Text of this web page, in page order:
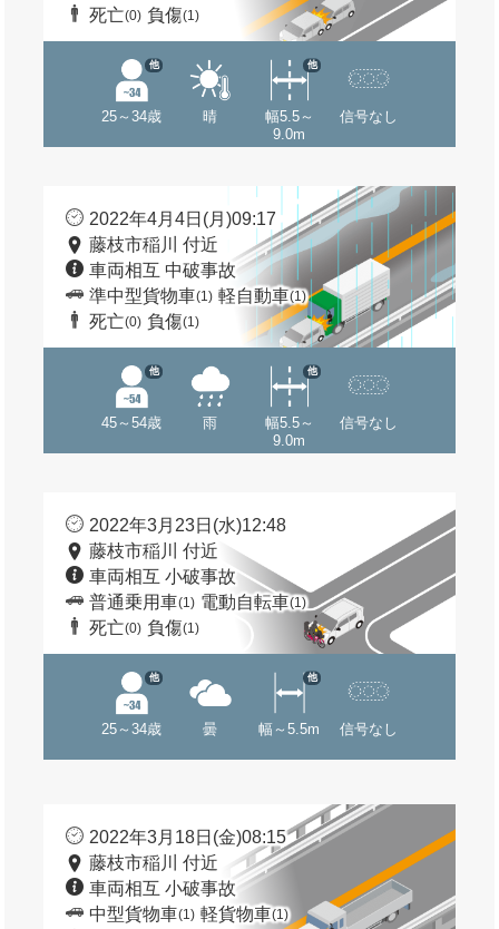
死亡(0) 負傷(1)
25～34歳
他
晴
幅5.5～
9.0m
他
信号なし
2022年4月4日(月)09:17
藤枝市稲川 付近
車両相互 中破事故
準中型貨物車(1) 軽自動車(1)
死亡(0) 負傷(1)
45～54歳
他
雨
幅5.5～
9.0m
他
信号なし
2022年3月23日(水)12:48
藤枝市稲川 付近
車両相互 小破事故
普通乗用車(1) 電動自転車(1)
死亡(0) 負傷(1)
25～34歳
他
曇 幅～5.5m
他
信号なし
2022年3月18日(金)08:15
藤枝市稲川 付近
車両相互 小破事故
中型貨物車(1) 軽貨物車(1)